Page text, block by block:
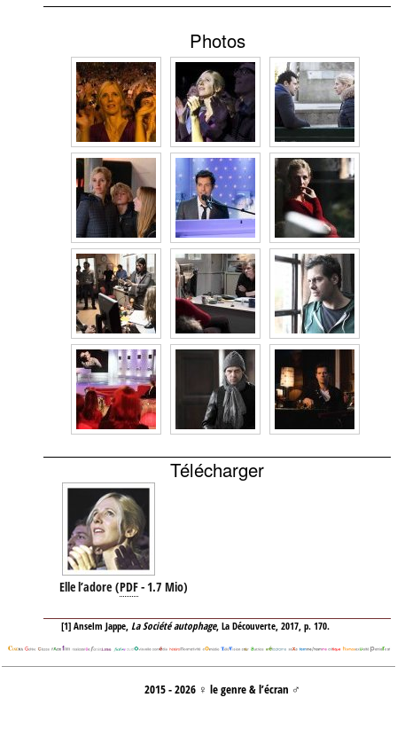
Photos
Télécharger
Elle l’adore (PDF-1.7 Mio)
[1]Anselm Jappe, La Société autophage, La Découverte, 2017, p. 170.
2015 - 2026 ♀ le genre & l’écran ♂